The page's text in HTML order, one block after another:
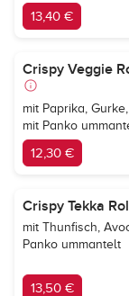
13,40 €
Crispy Veggie
mit Paprika,
mit Panko
12,30 €
Crispy Tekka
mit Thunfisch,
Panko ummantelt
13,50 €